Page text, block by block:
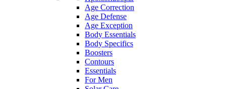
Age Correction
Age Defense
Age Exception
Body Essentials
Body Specifics
Boosters
Contours
Essentials
For Men